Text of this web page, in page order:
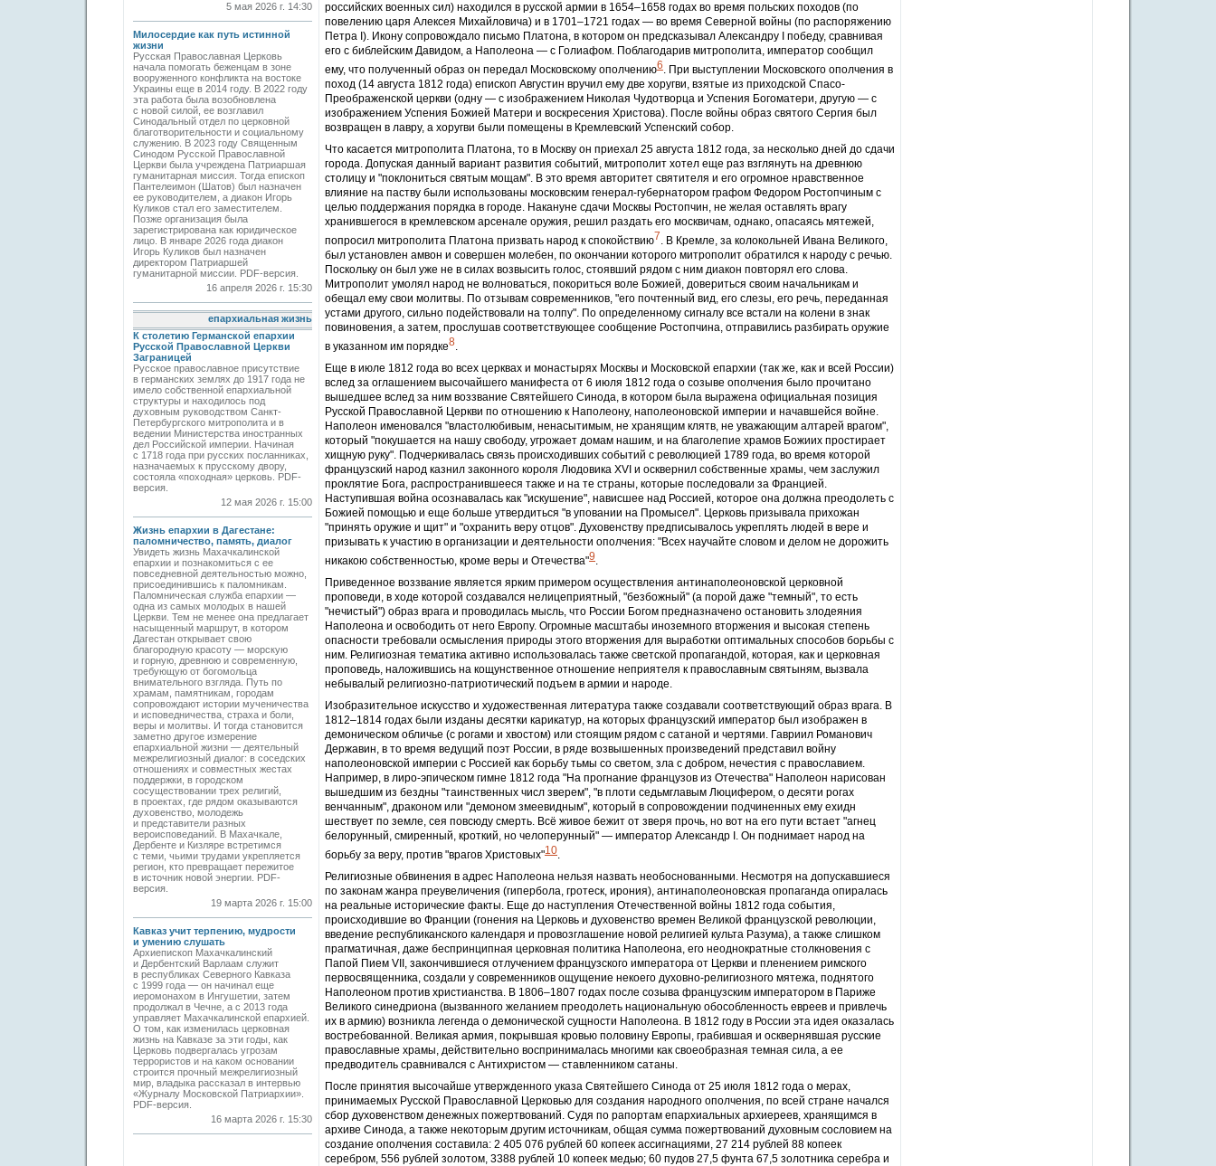
5 мая 2026 г. 14:30
Милосердие как путь истинной
жизни
Русская Православная Церковь
начала помогать беженцам в зоне
вооруженного конфликта на востоке
Украины еще в 2014 году. В 2022 году
эта работа была возобновлена
с новой силой, ее возглавил
Синодальный отдел по церковной
благотворительности и социальному
служению. В 2023 году Священным
Синодом Русской Православной
Церкви была учреждена Патриаршая
гуманитарная миссия. Тогда епископ
Пантелеимон (Шатов) был назначен
ее руководителем, а диакон Игорь
Куликов стал его заместителем.
Позже организация была
зарегистрирована как юридическое
лицо. В январе 2026 года диакон
Игорь Куликов был назначен
директором Патриаршей
гуманитарной миссии. PDF-версия.
16 апреля 2026 г. 15:30
епархиальная жизнь
К столетию Германской епархии
Русской Православной Церкви
Заграницей
Русское православное присутствие
в германских землях до 1917 года не
имело собственной епархиальной
структуры и находилось под
духовным руководством Санкт-
Петербургского митрополита и в
ведении Министерства иностранных
дел Российской империи. Начиная
с 1718 года при русских посланниках,
назначаемых к прусскому двору,
состояла «походная» церковь. PDF-
версия.
12 мая 2026 г. 15:00
Жизнь епархии в Дагестане:
паломничество, память, диалог
Увидеть жизнь Махачкалинской
епархии и познакомиться с ее
повседневной деятельностью можно,
присоединившись к паломникам.
Паломническая служба епархии —
одна из самых молодых в нашей
Церкви. Тем не менее она предлагает
насыщенный маршрут, в котором
Дагестан открывает свою
благородную красоту — морскую
и горную, древнюю и современную,
требующую от богомольца
внимательного взгляда. Путь по
храмам, памятникам, городам
сопровождают истории мученичества
и исповедничества, страха и боли,
веры и молитвы. И тогда становится
заметно другое измерение
епархиальной жизни — деятельный
межрелигиозный диалог: в соседских
отношениях и совместных жестах
поддержки, в городском
сосуществовании трех религий,
в проектах, где рядом оказываются
духовенство, молодежь
и представители разных
вероисповеданий. В Махачкале,
Дербенте и Кизляре встретимся
с теми, чьими трудами укрепляется
регион, кто превращает пережитое
в источник новой энергии. PDF-
версия.
19 марта 2026 г. 15:00
Кавказ учит терпению, мудрости
и умению слушать
Архиепископ Махачкалинский
и Дербентский Варлаам служит
в республиках Северного Кавказа
с 1999 года — он начинал еще
иеромонахом в Ингушетии, затем
продолжал в Чечне, а с 2013 года
управляет Махачкалинской епархией.
О том, как изменилась церковная
жизнь на Кавказе за эти годы, как
Церковь подвергалась угрозам
террористов и на каком основании
строится прочный межрелигиозный
мир, владыка рассказал в интервью
«Журналу Московской Патриархии».
PDF-версия.
16 марта 2026 г. 15:30
российских военных сил) находился в русской армии в 1654–1658 годах во время польских походов (по
повелению царя Алексея Михайловича) и в 1701–1721 годах — во время Северной войны (по распоряжению
Петра I). Икону сопровождало письмо Платона, в котором он предсказывал Александру I победу, сравнивая
его с библейским Давидом, а Наполеона — с Голиафом. Поблагодарив митрополита, император сообщил
ему, что полученный образ он передал Московскому ополчению6. При выступлении Московского ополчения в
поход (14 августа 1812 года) епископ Августин вручил ему две хоругви, взятые из приходской Спасо-
Преображенской церкви (одну — с изображением Николая Чудотворца и Успения Богоматери, другую — с
изображением Успения Божией Матери и воскресения Христова). После войны образ святого Сергия был
возвращен в лавру, а хоругви были помещены в Кремлевский Успенский собор.
Что касается митрополита Платона, то в Москву он приехал 25 августа 1812 года, за несколько дней до сдачи
города. Допуская данный вариант развития событий, митрополит хотел еще раз взглянуть на древнюю
столицу и "поклониться святым мощам". В это время авторитет святителя и его огромное нравственное
влияние на паству были использованы московским генерал-губернатором графом Федором Ростопчиным с
целью поддержания порядка в городе. Накануне сдачи Москвы Ростопчин, не желая оставлять врагу
хранившегося в кремлевском арсенале оружия, решил раздать его москвичам, однако, опасаясь мятежей,
попросил митрополита Платона призвать народ к спокойствию7. В Кремле, за колокольней Ивана Великого,
был установлен амвон и совершен молебен, по окончании которого митрополит обратился к народу с речью.
Поскольку он был уже не в силах возвысить голос, стоявший рядом с ним диакон повторял его слова.
Митрополит умолял народ не волноваться, покориться воле Божией, довериться своим начальникам и
обещал ему свои молитвы. По отзывам современников, "его почтенный вид, его слезы, его речь, переданная
устами другого, сильно подействовали на толпу". По определенному сигналу все встали на колени в знак
повиновения, а затем, прослушав соответствующее сообщение Ростопчина, отправились разбирать оружие
в указанном им порядке8.
Еще в июле 1812 года во всех церквах и монастырях Москвы и Московской епархии (так же, как и всей России)
вслед за оглашением высочайшего манифеста от 6 июля 1812 года о созыве ополчения было прочитано
вышедшее вслед за ним воззвание Святейшего Синода, в котором была выражена официальная позиция
Русской Православной Церкви по отношению к Наполеону, наполеоновской империи и начавшейся войне.
Наполеон именовался "властолюбивым, ненасытимым, не хранящим клятв, не уважающим алтарей врагом",
который "покушается на нашу свободу, угрожает домам нашим, и на благолепие храмов Божиих простирает
хищную руку". Подчеркивалась связь происходивших событий с революцией 1789 года, во время которой
французский народ казнил законного короля Людовика ХVI и осквернил собственные храмы, чем заслужил
проклятие Бога, распространившееся также и на те страны, которые последовали за Францией.
Наступившая война осознавалась как "искушение", нависшее над Россией, которое она должна преодолеть с
Божией помощью и еще больше утвердиться "в уповании на Промысел". Церковь призывала прихожан
"принять оружие и щит" и "охранить веру отцов". Духовенству предписывалось укреплять людей в вере и
призывать к участию в организации и деятельности ополчения: "Всех научайте словом и делом не дорожить
никакою собственностью, кроме веры и Отечества"9.
Приведенное воззвание является ярким примером осуществления антинаполеоновской церковной
проповеди, в ходе которой создавался нелицеприятный, "безбожный" (а порой даже "темный", то есть
"нечистый") образ врага и проводилась мысль, что России Богом предназначено остановить злодеяния
Наполеона и освободить от него Европу. Огромные масштабы иноземного вторжения и высокая степень
опасности требовали осмысления природы этого вторжения для выработки оптимальных способов борьбы с
ним. Религиозная тематика активно использовалась также светской пропагандой, которая, как и церковная
проповедь, наложившись на кощунственное отношение неприятеля к православным святыням, вызвала
небывалый религиозно-патриотический подъем в армии и народе.
Изобразительное искусство и художественная литература также создавали соответствующий образ врага. В
1812–1814 годах были изданы десятки карикатур, на которых французский император был изображен в
демоническом обличье (с рогами и хвостом) или стоящим рядом с сатаной и чертями. Гавриил Романович
Державин, в то время ведущий поэт России, в ряде возвышенных произведений представил войну
наполеоновской империи с Россией как борьбу тьмы со светом, зла с добром, нечестия с православием.
Например, в лиро-эпическом гимне 1812 года "На прогнание французов из Отечества" Наполеон нарисован
вышедшим из бездны "таинственных числ зверем", "в плоти седьмглавым Люцифером, о десяти рогах
венчанным", драконом или "демоном змеевидным", который в сопровождении подчиненных ему ехидн
шествует по земле, сея повсюду смерть. Всё живое бежит от зверя прочь, но вот на его пути встает "агнец
белорунный, смиренный, кроткий, но челоперунный" — император Александр I. Он поднимает народ на
борьбу за веру, против "врагов Христовых"10.
Религиозные обвинения в адрес Наполеона нельзя назвать необоснованными. Несмотря на допускавшиеся
по законам жанра преувеличения (гипербола, гротеск, ирония), антинаполеоновская пропаганда опиралась
на реальные исторические факты. Еще до наступления Отечественной войны 1812 года события,
происходившие во Франции (гонения на Церковь и духовенство времен Великой французской революции,
введение республиканского календаря и провозглашение новой религией культа Разума), а также слишком
прагматичная, даже беспринципная церковная политика Наполеона, его неоднократные столкновения с
Папой Пием VII, закончившиеся отлучением французского императора от Церкви и пленением римского
первосвященника, создали у современников ощущение некоего духовно-религиозного мятежа, поднятого
Наполеоном против христианства. В 1806–1807 годах после созыва французским императором в Париже
Великого синедриона (вызванного желанием преодолеть национальную обособленность евреев и привлечь
их в армию) возникла легенда о демонической сущности Наполеона. В 1812 году в России эта идея оказалась
востребованной. Великая армия, покрывшая кровью половину Европы, грабившая и осквернявшая русские
православные храмы, действительно воспринималась многими как своеобразная темная сила, а ее
предводитель сравнивался с Антихристом — ставленником сатаны.
После принятия высочайше утвержденного указа Святейшего Синода от 25 июля 1812 года о мерах,
принимаемых Русской Православной Церковью для создания народного ополчения, по всей стране начался
сбор духовенством денежных пожертвований. Судя по рапортам епархиальных архиереев, хранящимся в
архиве Синода, а также некоторым другим источникам, общая сумма пожертвований духовным сословием на
создание ополчения составила: 2 405 076 рублей 60 копеек ассигнациями, 27 214 рублей 88 копеек
серебром, 556 рублей золотом, 3388 рублей 10 копеек медью; 60 пудов 27,5 фунта 67,5 золотника серебра и